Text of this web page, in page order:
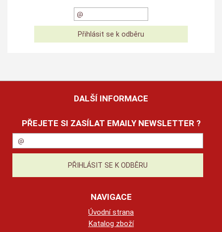
DALŠÍ INFORMACE
PŘEJETE SI ZASÍLAT EMAILY NEWSLETTER ?
NAVIGACE
Úvodní strana
Katalog zboží